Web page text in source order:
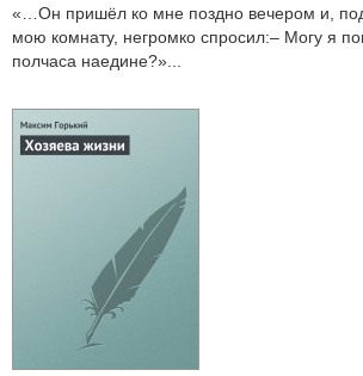
«…Он пришёл ко мне поздно вечером и,
мою комнату, негромко спросил:– Могу я
полчаса наедине?»...